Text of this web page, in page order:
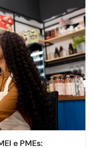
e PMEs: